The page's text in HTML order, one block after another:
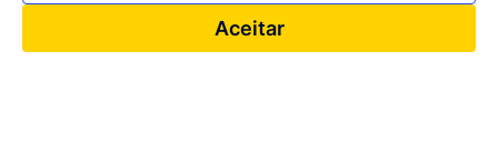
Nossos escritórios pelo mundo
Aceitar